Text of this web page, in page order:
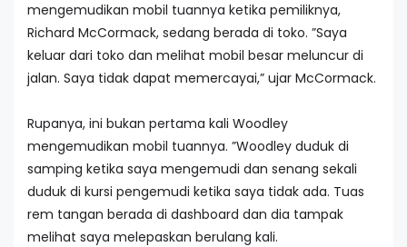
mengemudikan mobil tuannya ketika pemiliknya,
Richard McCormack, sedang berada di toko. ”Saya
keluar dari toko dan melihat mobil besar meluncur di
jalan. Saya tidak dapat memercayai,” ujar McCormack.
Rupanya, ini bukan pertama kali Woodley
mengemudikan mobil tuannya. ”Woodley duduk di
samping ketika saya mengemudi dan senang sekali
duduk di kursi pengemudi ketika saya tidak ada. Tuas
rem tangan berada di dashboard dan dia tampak
melihat saya melepaskan berulang kali.